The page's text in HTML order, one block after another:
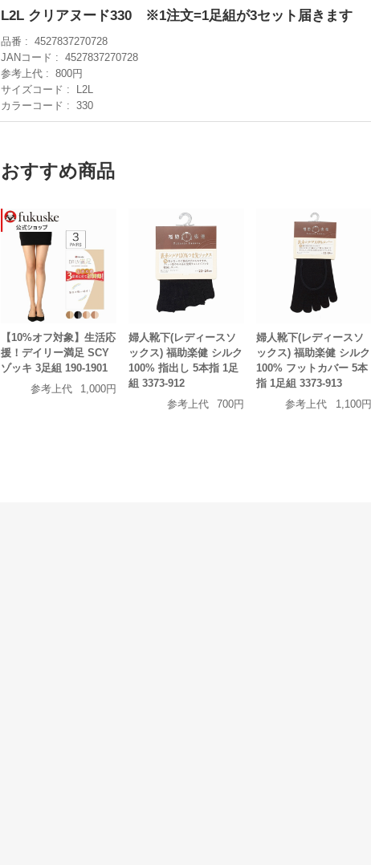
L2L クリアヌード330 ※1注文=1足組が3セット届きます
品番
4527837270728
JANコード
4527837270728
参考上代
800円
サイズコード
L2L
カラーコード
330
おすすめ商品
【10%オフ対象】生活応
援！デイリー満足 SCY
ゾッキ 3足組 190-1901
参考上代
1,000円
婦人靴下(レディースソ
ックス) 福助楽健 シルク
100% 指出し 5本指 1足
組 3373-912
参考上代
700円
婦人靴下(レディースソ
ックス) 福助楽健 シルク
100% フットカバー 5本
指 1足組 3373-913
参考上代
1,100円